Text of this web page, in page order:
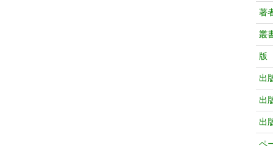
著
叢
版
出
出
出
ペ